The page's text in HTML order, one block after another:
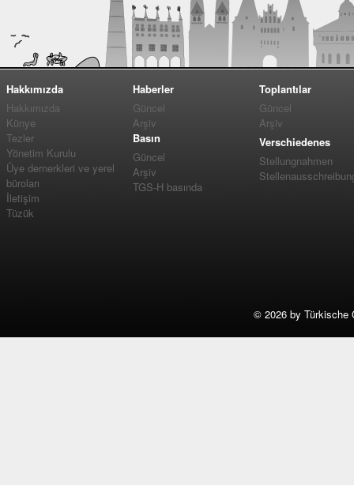
Hakkımızda
Hakkımızda
Künye
Tezler
Yönetim Kurulu
Üye dernerkleri ve yerel
büroları
İletişim
Tüzük
Haberler
Güncel
Arşiv
Basın
Güncel
Arşiv
TGS-H basında
Toplantılar
Güncel
Arşiv
Verschiedenes
Stellungnahmen
© 2026 by Türkische